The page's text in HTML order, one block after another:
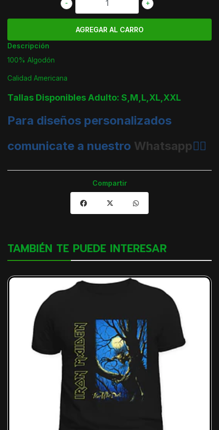
+
-
Descripción
100% Algodón
Calidad Americana
Tallas Disponibles Adulto: S,M,L,XL,XXL
Para diseños personalizados
comunicate a nuestro Whatsapp👈🏼
Compartir
TAMBIÉN TE PUEDE INTERESAR